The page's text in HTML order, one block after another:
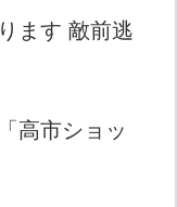
ます 敵前逃
高市ショッ